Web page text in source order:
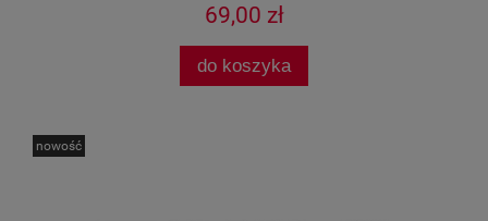
69,00 zł
do koszyka
nowość